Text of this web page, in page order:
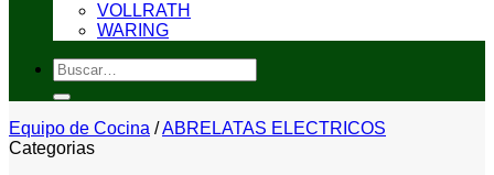
VOLLRATH
WARING
Buscar
por:
Equipo de Cocina /ABRELATAS ELECTRICOS
Categorias